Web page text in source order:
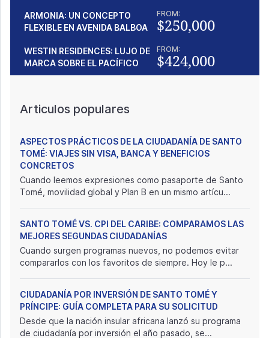
ARMONIA: UN CONCEPTO
FLEXIBLE EN AVENIDA BALBOA
FROM:
$250,000
WESTIN RESIDENCES: LUJO DE
MARCA SOBRE EL PACÍFICO
FROM:
$424,000
Articulos populares
ASPECTOS PRÁCTICOS DE LA CIUDADANÍA DE SANTO
TOMÉ: VIAJES SIN VISA, BANCA Y BENEFICIOS
CONCRETOS
Cuando leemos expresiones como pasaporte de Santo
Tomé, movilidad global y Plan B en un mismo artícu...
SANTO TOMÉ VS. CPI DEL CARIBE: COMPARAMOS LAS
MEJORES SEGUNDAS CIUDADANÍAS
Cuando surgen programas nuevos, no podemos evitar
compararlos con los favoritos de siempre. Hoy le p...
CIUDADANÍA POR INVERSIÓN DE SANTO TOMÉ Y
PRÍNCIPE: GUÍA COMPLETA PARA SU SOLICITUD
Desde que la nación insular africana lanzó su programa
de ciudadanía por inversión el año pasado, se...